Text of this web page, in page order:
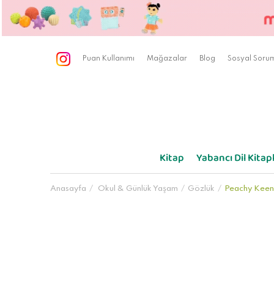
Puan Kullanımı Mağazalar Blog Sosyal
Kitap Yabancı Dil
Anasayfa Okul & Günlük Yaşam Gözlük Peachy